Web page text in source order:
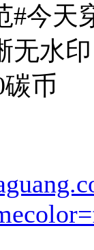
#今天
无水
币